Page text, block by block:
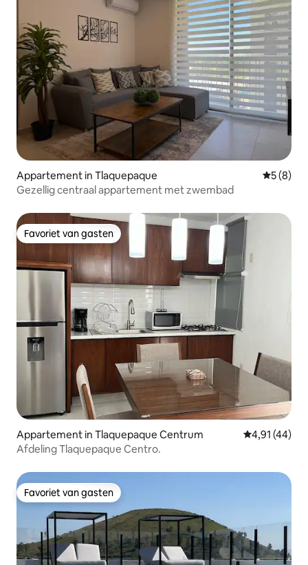
Appartement in Tlaquepaque
5 (8)
Gezellig centraal appartement met zwembad
Favoriet van gasten
Favoriet van gasten
Appartement in Tlaquepaque Centrum Gemiddelde
4,91 (44)
Afdeling Tlaquepaque Centro.
Favoriet van gasten
Favoriet van gasten